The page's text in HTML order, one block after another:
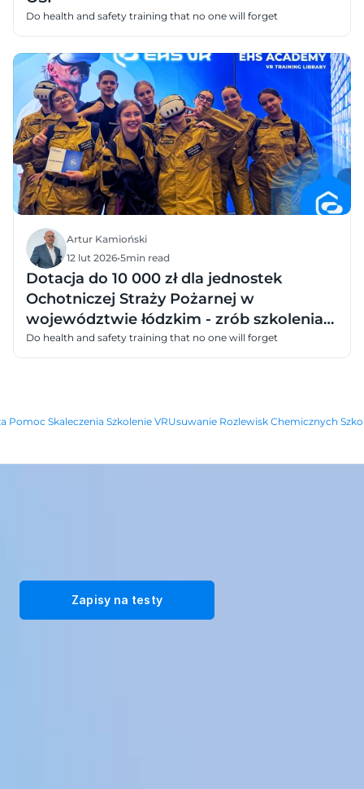
Do health and safety training that no one will forget
Artur Kamioński
12 lut 2026•5min read
Dotacja do 10 000 zł dla jednostek
Ochotniczej Straży Pożarnej w
województwie łódzkim - zrób szkolenia
dzieci i młodzieży w VR
Do health and safety training that no one will forget
Pomoc Skaleczenia Szkolenie VRUsuwanie Rozlewisk Chemicznych
Zapisy na testy